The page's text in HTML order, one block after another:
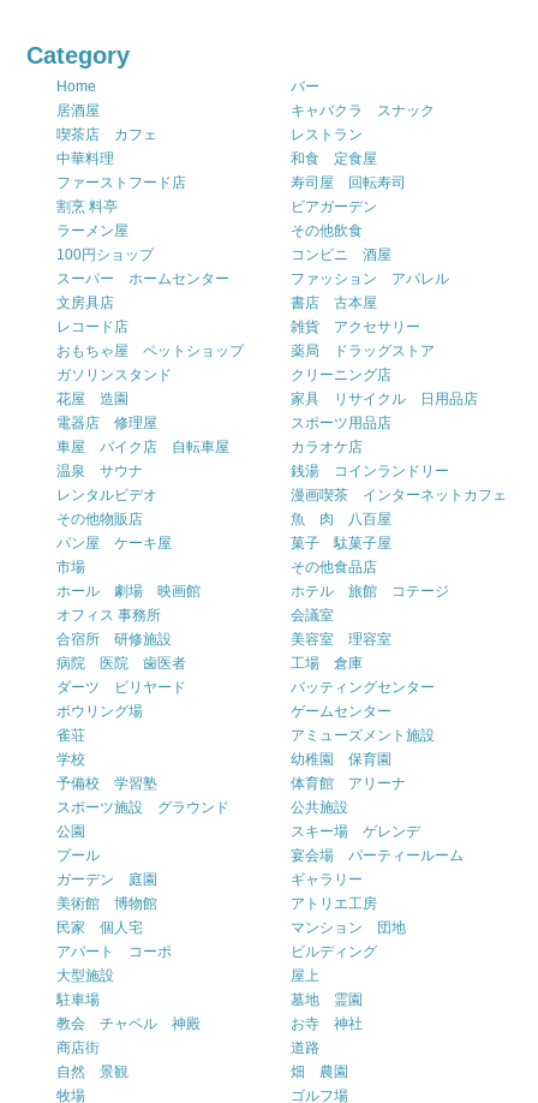
Category
Home
バー
居酒屋
キャバクラ スナック
喫茶店 カフェ
レストラン
中華料理
和食 定食屋
ファーストフード店
寿司屋 回転寿司
割烹 料亭
ビアガーデン
ラーメン屋
その他飲食
100円ショップ
コンビニ 酒屋
スーパー ホームセンター
ファッション アパレル
文房具店
書店 古本屋
レコード店
雑貨 アクセサリー
おもちゃ屋 ペットショップ
薬局 ドラッグストア
ガソリンスタンド
クリーニング店
花屋 造園
家具 リサイクル 日用品店
電器店 修理屋
スポーツ用品店
車屋 バイク店 自転車屋
カラオケ店
温泉 サウナ
銭湯 コインランドリー
レンタルビデオ
漫画喫茶 インターネットカフェ
その他物販店
魚 肉 八百屋
パン屋 ケーキ屋
菓子 駄菓子屋
市場
その他食品店
ホール 劇場 映画館
ホテル 旅館 コテージ
オフィス 事務所
会議室
合宿所 研修施設
美容室 理容室
病院 医院 歯医者
工場 倉庫
ダーツ ビリヤード
バッティングセンター
ボウリング場
ゲームセンター
雀荘
アミューズメント施設
学校
幼稚園 保育園
予備校 学習塾
体育館 アリーナ
スポーツ施設 グラウンド
公共施設
公園
スキー場 ゲレンデ
プール
宴会場 パーティールーム
ガーデン 庭園
ギャラリー
美術館 博物館
アトリエ工房
民家 個人宅
マンション 団地
アパート コーポ
ビルディング
大型施設
屋上
駐車場
墓地 霊園
教会 チャペル 神殿
お寺 神社
商店街
道路
自然 景観
畑 農園
牧場
ゴルフ場